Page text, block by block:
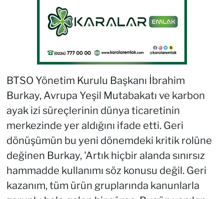
BTSO Yönetim Kurulu Başkanı İbrahim
Burkay, Avrupa Yeşil Mutabakatı ve karbon
ayak izi süreçlerinin dünya ticaretinin
merkezinde yer aldığını ifade etti. Geri
dönüşümün bu yeni dönemdeki kritik rolüne
değinen Burkay, 'Artık hiçbir alanda sınırsız
hammadde kullanımı söz konusu değil. Geri
kazanım, tüm ürün gruplarında kanunlarla